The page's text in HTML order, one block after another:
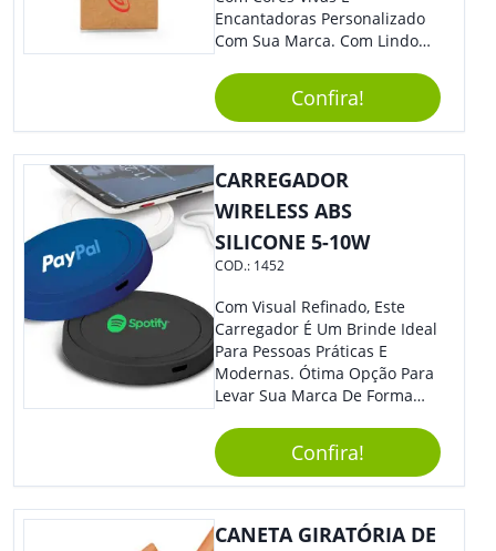
Encantadoras Personalizado
Com Sua Marca. Com Lindo
Para Diversas Ocasiões.
Perfeito, Não É?!
Confira!
CARREGADOR
WIRELESS ABS
SILICONE 5-10W
COD.: 1452
Com Visual Refinado, Este
Carregador É Um Brinde Ideal
Para Pessoas Práticas E
Modernas. Ótima Opção Para
Levar Sua Marca De Forma
Sua Empresa Em Eventos,
Reuniões Corporativas Ou Até
Mesmo Para Presentear
Colaboradores E Parceiros De
Sua Empresa.
Confira!
CANETA GIRATÓRIA DE